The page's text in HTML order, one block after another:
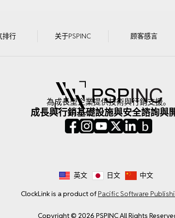
排行 关于PSPINC 顾客感言
為成長型企業提供技術與行銷支援。
成長與行銷基礎設施與安全諮詢與
英文 日文 中文
ClockLink is a product of Pacific Software
Copyright © 2026 PSPINC All Rights